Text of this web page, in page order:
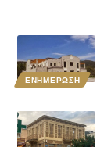
ΕΝΗΜΕΡΩΣΗ